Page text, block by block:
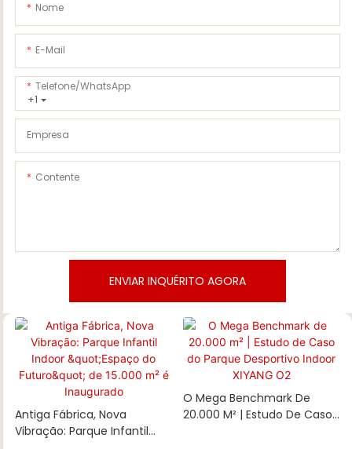
Nome
E-Mail
+1
Telefone/WhatsApp
Empresa
Contente
ENVIAR INQUÉRITO AGORA
Antiga Fábrica, Nova
Vibração: Parque Infantil
O Mega Benchmark De
20.000 M² | Estudo De Caso